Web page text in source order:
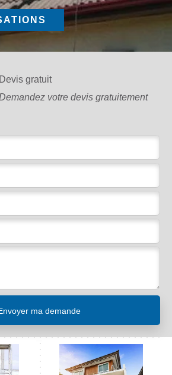
Devis gratuit
votre devis gratuitement